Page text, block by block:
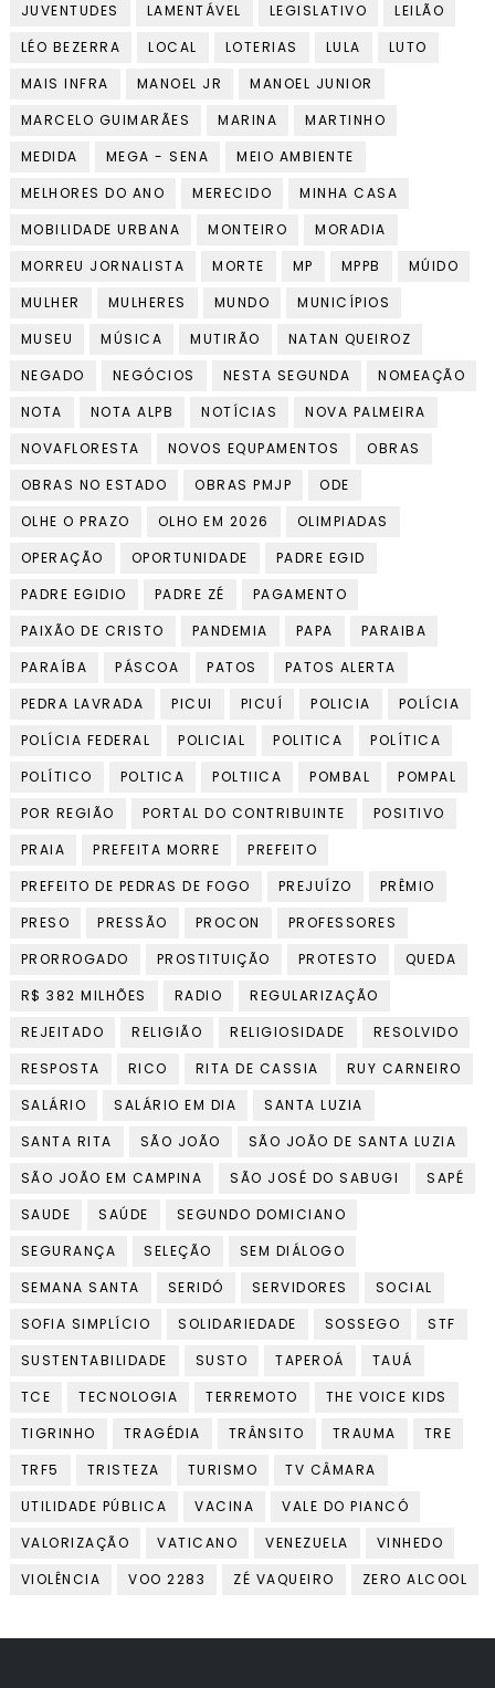
JUVENTUDES
LAMENTÁVEL LEGISLATIVO
LEILÃO
LÉO BEZERRA
LOCAL LOTERIAS LULA
LUTO
MAIS INFRA
MANOEL JR
MANOEL JUNIOR
MARCELO GUIMARÃES
MARINA
MARTINHO
MEDIDA
MEGA - SENA
MEIO AMBIENTE
MELHORES DO ANO
MERECIDO
MINHA CASA
MOBILIDADE URBANA
MONTEIRO
MORADIA
MORREU JORNALISTA
MORTE MP MPPB
MÚIDO
MULHER
MULHERES MUNDO
MUNICÍPIOS
MUSEU
MÚSICA MUTIRÃO
NATAN QUEIROZ
NEGADO
NEGÓCIOS NESTA SEGUNDA
NOMEAÇÃO
NOTA
NOTA ALPB NOTÍCIAS
NOVA PALMEIRA
NOVAFLORESTA
NOVOS EQUPAMENTOS
OBRAS
OBRAS NO ESTADO
OBRAS PMJP
ODE
OLHE O PRAZO
OLHO EM 2026
OLIMPIADAS
OPERAÇÃO
OPORTUNIDADE
PADRE EGID
PADRE EGIDIO
PADRE ZÉ
PAGAMENTO
PAIXÃO DE CRISTO
PANDEMIA PAPA
PARAIBA
PARAÍBA
PÁSCOA PATOS
PATOS ALERTA
PEDRA LAVRADA
PICUI PICUÍ POLICIA
POLÍCIA
POLÍCIA FEDERAL
POLICIAL POLITICA
POLÍTICA
POLÍTICO
POLTICA POLTIICA POMBAL
POMPAL
POR REGIÃO
PORTAL DO CONTRIBUINTE
POSITIVO
PRAIA
PREFEITA MORRE
PREFEITO
PREFEITO DE PEDRAS DE FOGO
PREJUÍZO
PRÊMIO
PRESO
PRESSÃO PROCON
PROFESSORES
PRORROGADO
PROSTITUIÇÃO PROTESTO
QUEDA
R$ 382 MILHÕES
RADIO
REGULARIZAÇÃO
REJEITADO
RELIGIÃO RELIGIOSIDADE
RESOLVIDO
RESPOSTA
RICO RITA DE CASSIA
RUY CARNEIRO
SALÁRIO
SALÁRIO EM DIA
SANTA LUZIA
SANTA RITA
SÃO JOÃO
SÃO JOÃO DE SANTA LUZIA
SÃO JOÃO EM CAMPINA
SÃO JOSÉ DO SABUGI
SAPÉ
SAUDE
SAÚDE
SEGUNDO DOMICIANO
SEGURANÇA
SELEÇÃO
SEM DIÁLOGO
SEMANA SANTA
SERIDÓ SERVIDORES
SOCIAL
SOFIA SIMPLÍCIO
SOLIDARIEDADE SOSSEGO
STF
SUSTENTABILIDADE
SUSTO TAPEROÁ
TAUÁ
TCE
TECNOLOGIA TERREMOTO
THE VOICE KIDS
TIGRINHO
TRAGÉDIA TRÂNSITO TRAUMA
TRE
TRF5
TRISTEZA TURISMO
TV CÂMARA
UTILIDADE PÚBLICA
VACINA
VALE DO PIANCÓ
VALORIZAÇÃO
VATICANO VENEZUELA
VINHEDO
VIOLÊNCIA
VOO 2283 ZÉ VAQUEIRO ZERO ALCOOL